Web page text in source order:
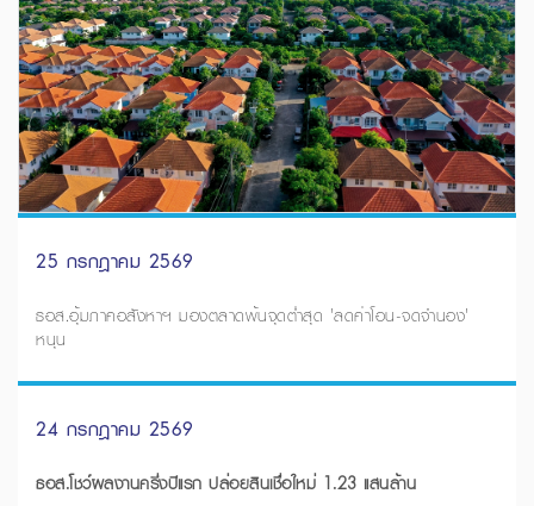
25 กรกฎาคม 2569
ธอส.อุ้มภาคอสังหาฯ มองตลาดพ้นจุดต่ำสุด 'ลดค่าโอน-จดจำนอง'
หนุน
24 กรกฎาคม 2569
ธอส.โชว์ผลงานครึ่งปีแรก ปล่อยสินเชื่อใหม่ 1.23 แสนล้าน